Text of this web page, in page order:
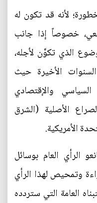
لأنه قد تكون له
خصوصاً إذا جانب
الذي تكوَّن لأجله،
الأخيرة حيث
السياسي والإقتصادي
الأصلية (الشرق
الأمريكية.
الرأي العام بوسائل
وتمحيص لهذا الرأي
العامة التي ستردده